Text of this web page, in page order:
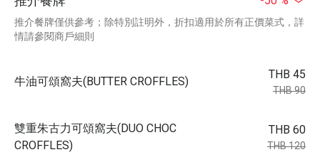
推介餐牌僅供參考；除特別註明外，折扣適用於所有正價菜式，詳
情請參閱商戶細則
牛油可頌窩夫(BUTTER CROFFLES)
THB 45
THB 90
雙重朱古力可頌窩夫(DUO CHOC
CROFFLES)
THB 60
THB 120